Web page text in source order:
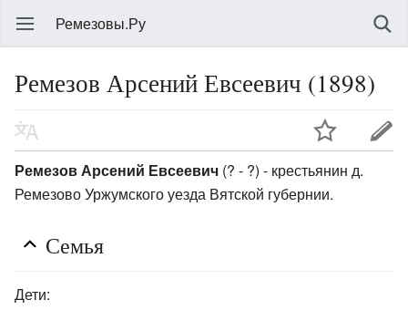
Ремезовы.Ру
Ремезов Арсений Евсеевич (1898)
Ремезов Арсений Евсеевич (? - ?) - крестьянин д.
Ремезово Уржумского уезда Вятской губернии.
Семья
Дети: